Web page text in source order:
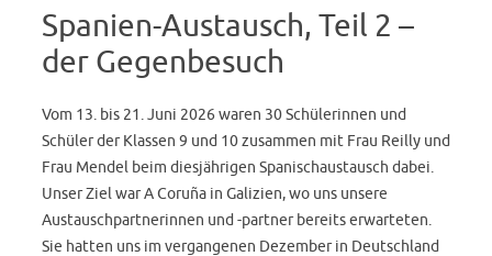
Spanien-Austausch, Teil 2 –
der Gegenbesuch
Vom 13. bis 21. Juni 2026 waren 30 Schülerinnen und
Schüler der Klassen 9 und 10 zusammen mit Frau Reilly und
Frau Mendel beim diesjährigen Spanischaustausch dabei.
Unser Ziel war A Coruña in Galizien, wo uns unsere
Austauschpartnerinnen und -partner bereits erwarteten.
Sie hatten uns im vergangenen Dezember in Deutschland